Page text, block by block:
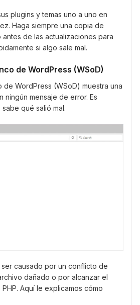
plugins y temas uno a uno en
Haga siempre una copia de
de las actualizaciones para
si algo sale mal.
de WordPress (WSoD)
de WordPress (WSoD) muestra una
ningún mensaje de error. Es
qué salió mal.
causado por un conflicto de
dañado o por alcanzar el
Aquí le explicamos cómo